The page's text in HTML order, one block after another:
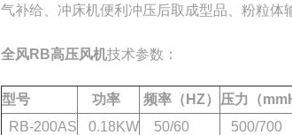
气补给、冲床机便利冲压后取成型品、粉粒
全风RB高压风机技术参数：
型号 功率 频率（HZ） 压力（
RB-200AS
0.18KW 50/60 500/700